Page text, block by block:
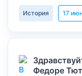
История 17
Федоре